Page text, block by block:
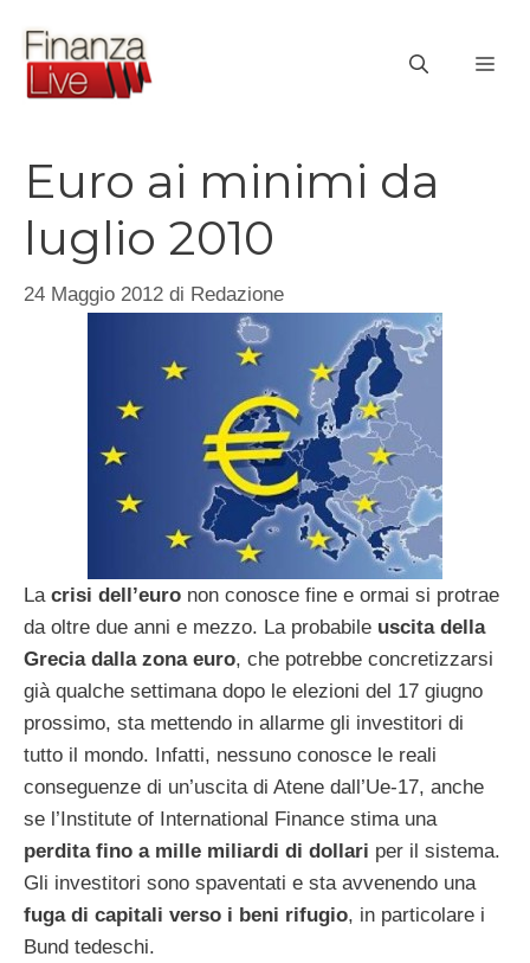
contenuto
Euro ai minimi da
luglio 2010
24 Maggio 2012 di Redazione
La crisi dell’euro non conosce fine e ormai si protrae
da oltre due anni e mezzo. La probabile uscita della
Grecia dalla zona euro, che potrebbe concretizzarsi
già qualche settimana dopo le elezioni del 17 giugno
prossimo, sta mettendo in allarme gli investitori di
tutto il mondo. Infatti, nessuno conosce le reali
conseguenze di un’uscita di Atene dall’Ue-17, anche
se l’Institute of International Finance stima una
perdita fino a mille miliardi di dollari per il sistema.
Gli investitori sono spaventati e sta avvenendo una
fuga di capitali verso i beni rifugio, in particolare i
Bund tedeschi.